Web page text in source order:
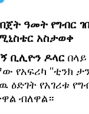
ዓመት የግብር
አስታወቀ
ቢሊዮን ዶላር
የአፍሪካ "ቲንክ
ዕድገት የአገሪቱ
ብለዋል።